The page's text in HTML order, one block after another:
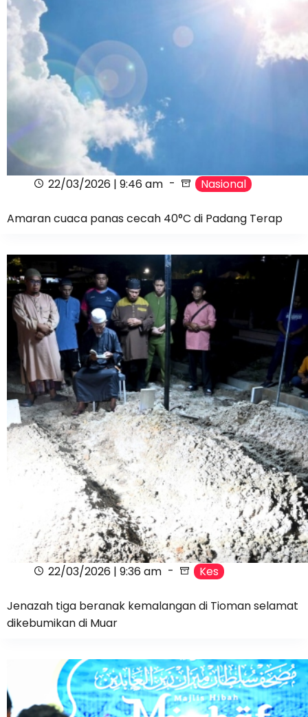
22/03/2026 | 9:46 am Nasional
Amaran cuaca panas cecah 40°C di Padang Terap
22/03/2026 | 9:36 am Kes
Jenazah tiga beranak kemalangan di Tioman selamat
dikebumikan di Muar